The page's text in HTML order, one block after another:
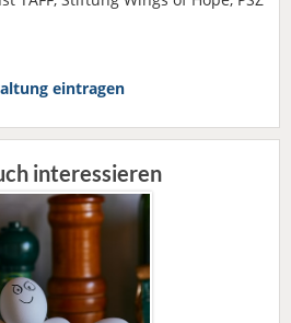
eintragen
interessieren